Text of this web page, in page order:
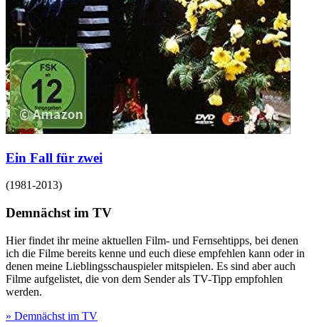
Ein Fall für zwei
(1981-2013)
Demnächst im TV
Hier findet ihr meine aktuellen Film- und Fernsehtipps, bei denen
ich die Filme bereits kenne und euch diese empfehlen kann oder in
denen meine Lieblingsschauspieler mitspielen. Es sind aber auch
Filme aufgelistet, die von dem Sender als TV-Tipp empfohlen
werden.
» Demnächst im TV